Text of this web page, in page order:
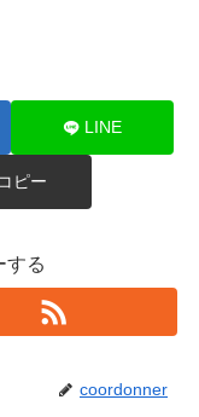
LINE
コピー
する
coordonner